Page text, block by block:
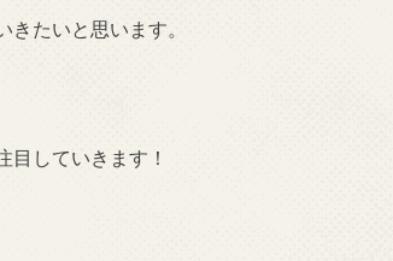
たいと思います。
目していきます！